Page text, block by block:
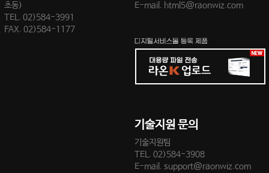
초동)
TEL. 02)584-3991
FAX. 02)584-1177
E-mail. html5@raonwiz.com
기술지원 문의
기술지원팀
TEL. 02)584-3908
E-mail. support@raonwiz.com